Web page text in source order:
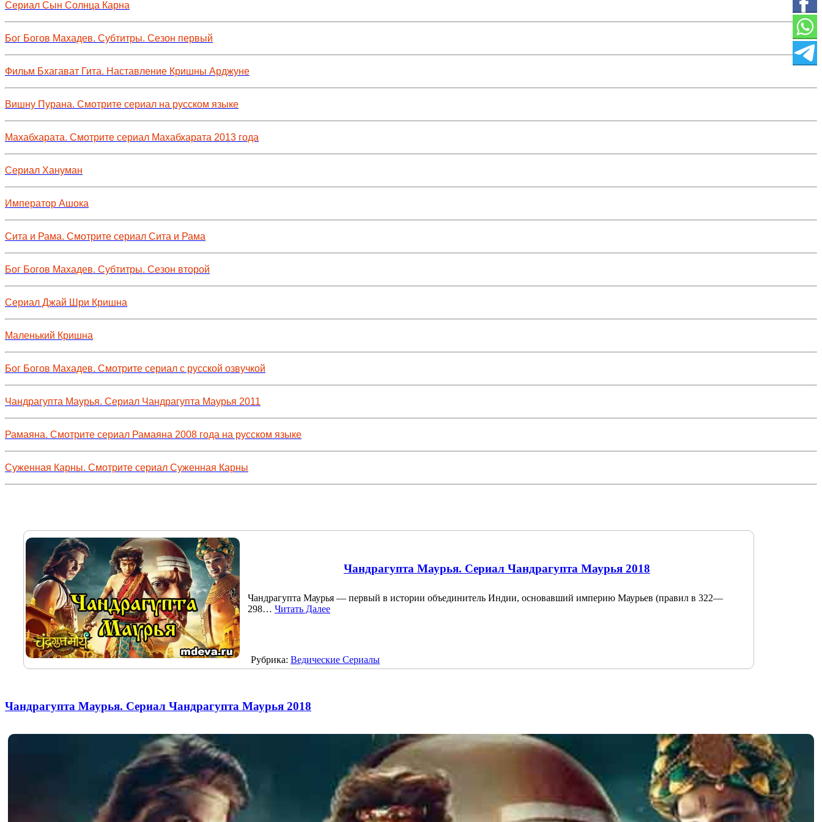
Сериал Сын Солнца Карна
Бог Богов Махадев. Субтитры. Сезон первый
Фильм Бхагават Гита. Наставление Кришны Арджуне
Вишну Пурана. Смотрите сериал на русском языке
Махабхарата. Смотрите сериал Махабхарата 2013 года
Сериал Хануман
Император Ашока
Сита и Рама. Смотрите сериал Сита и Рама
Бог Богов Махадев. Субтитры. Сезон второй
Сериал Джай Шри Кришна
Маленький Кришна
Бог Богов Махадев. Смотрите сериал с русской озвучкой
Чандрагупта Маурья. Сериал Чандрагупта Маурья 2011
Рамаяна. Смотрите сериал Рамаяна 2008 года на русском языке
Суженная Карны. Смотрите сериал Суженная Карны
Чандрагупта Маурья. Сериал Чандрагупта Маурья 2018
Чандрагупта Маурья — первый в истории объединитель Индии, основавший империю Маурьев (правил в 322—
298… Читать Далее
Рубрика: Ведические Сериалы
Чандрагупта Маурья. Сериал Чандрагупта Маурья 2018